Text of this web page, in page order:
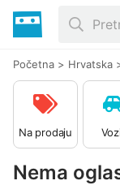
Početna > Hrvatska
Nema
Na prodaju